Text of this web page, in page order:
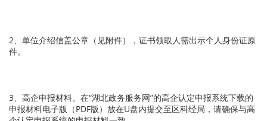
2、单位介绍信盖公章（见附件），证书领取人需出示个人身份证原
件。
3、高企申报材料。在“湖北政务服务网”的高企认定申报系统下载的
申报材料电子版（PDF版）放在U盘内提交至区科经局，请确保与高